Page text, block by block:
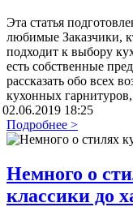
Эта статья
любимые Заказчики,
подходит к выбору
есть собственные
рассказать обо всех
кухонных
02.06.2019 18:25
Подробнее >
Немного о
классики до